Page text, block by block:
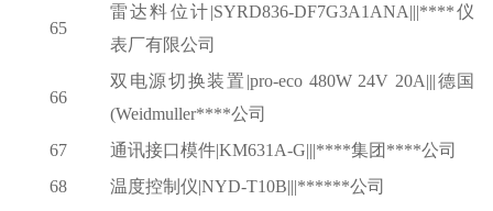
65
雷达料位计|SYRD836-DF7G3A1ANA|||****仪
表厂有限公司
66
双电源切换装置 |pro-eco 480W 24V 20A|||德国
(Weidmuller****公司
67
通讯接口模件|KM631A-G|||****集团****公司
68
温度控制仪|NYD-T10B|||******公司